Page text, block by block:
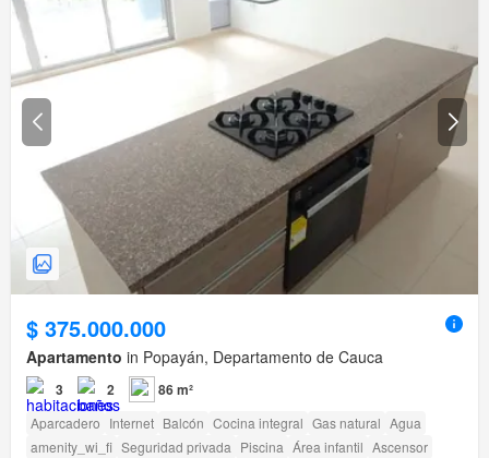
$ 375.000.000
Apartamento in Popayán, Departamento de Cauca
3 2 86 m²
Aparcadero Internet Balcón Cocina integral Gas natural Agua
amenity_wi_fi Seguridad privada Piscina Área infantil Ascensor